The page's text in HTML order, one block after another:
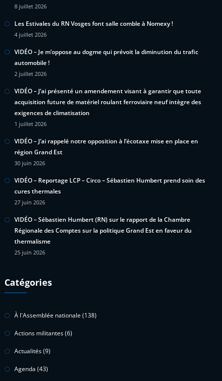
8 juillet 2026
Les Estivales du RN Vosges font salle comble à Nomexy !
4 juillet 2026
VIDÉO – Je m’oppose au dogme qui prévoit la diminution du trafic
automobile !
2 juillet 2026
VIDÉO – J’ai présenté un amendement visant à garantir que toute
acquisition future de matériel roulant ferroviaire neuf intègre des
exigences de climatisation
1 juillet 2026
VIDÉO – J’ai rappelé notre opposition à l’écotaxe mise en place en
région Grand Est
30 juin 2026
VIDÉO – Reportage LCP – Circo – Sébastien Humbert prend soin des
cures thermales
27 juin 2026
VIDÉO – Sébastien Humbert (RN) sur le rapport de la Chambre
Régionale des Comptes sur la politique Grand Est en faveur du
thermalisme
25 juin 2026
Catégories
À l'Assemblée nationale (138)
Actions militantes(6)
Actualités(9)
Agenda (43)